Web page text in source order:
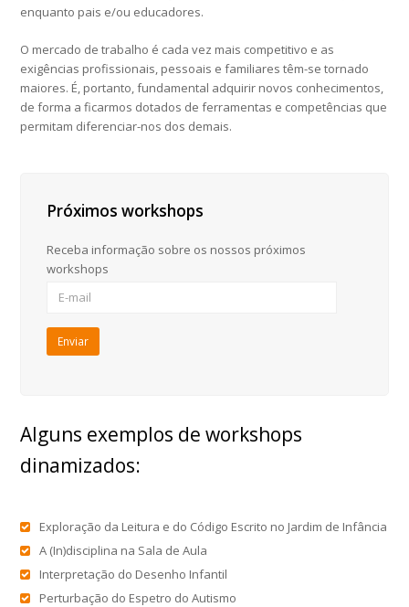
enquanto pais e/ou educadores.
O mercado de trabalho é cada vez mais competitivo e as
exigências profissionais, pessoais e familiares têm-se tornado
maiores. É, portanto, fundamental adquirir novos conhecimentos,
de forma a ficarmos dotados de ferramentas e competências que
permitam diferenciar-nos dos demais.
Próximos workshops
Receba informação sobre os nossos próximos
workshops
Alguns exemplos de workshops
dinamizados:
Exploração da Leitura e do Código Escrito no Jardim de Infância
A (In)disciplina na Sala de Aula
Interpretação do Desenho Infantil
Perturbação do Espetro do Autismo